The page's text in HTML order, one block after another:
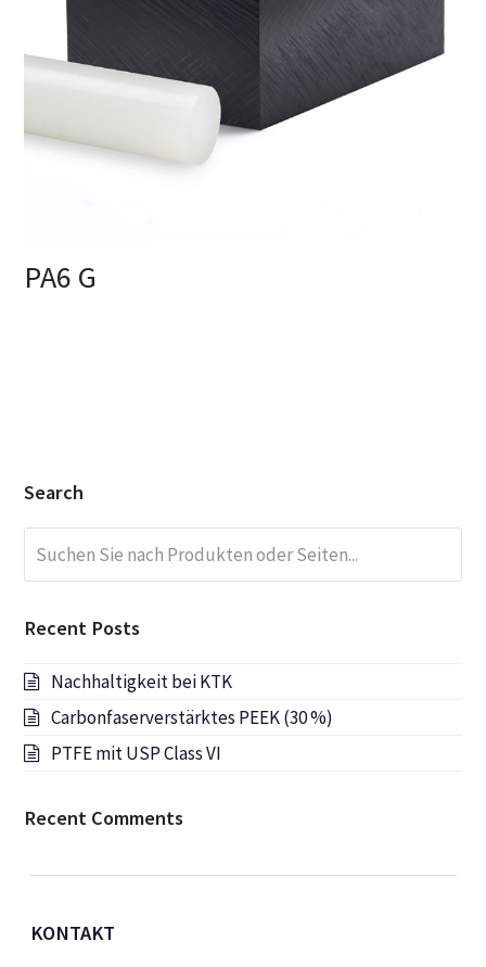
PA6 G
Search
Sie
nach
oder
Recent Posts
Nachhaltigkeit bei KTK
Carbonfaserverstärktes PEEK (30 %)
PTFE mit USP Class VI
Recent Comments
KONTAKT